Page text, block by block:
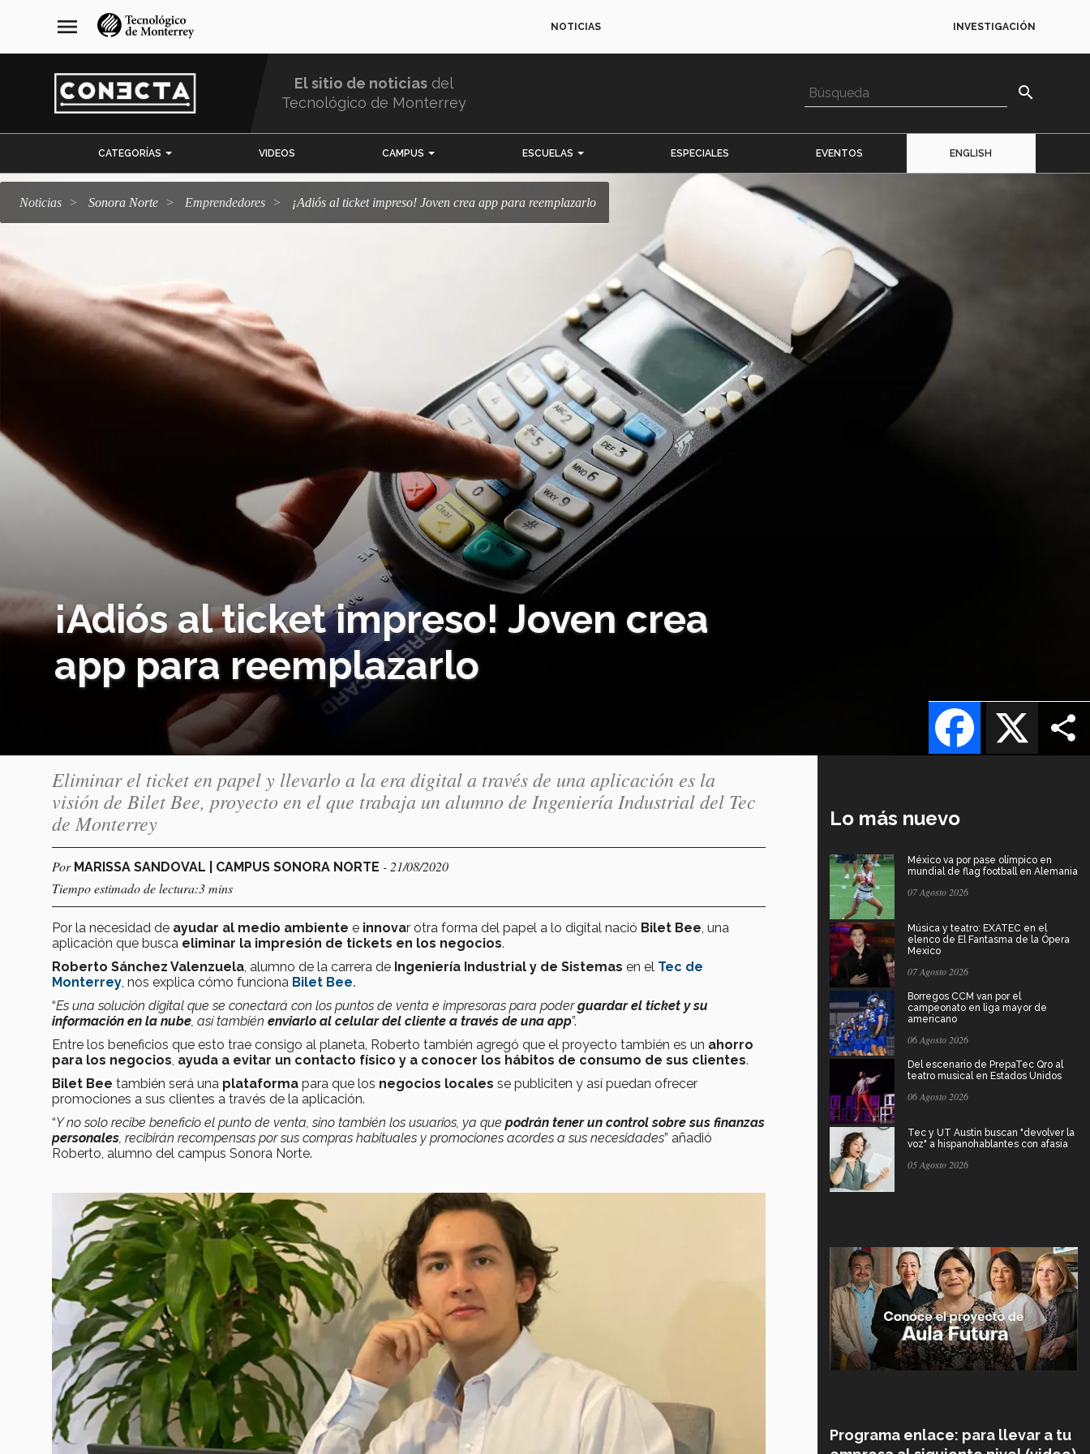
navegación
principal
menu NOTICIAS INVESTIGACIÓN
El sitio de noticias del
Tecnológico de Monterrey
search
CATEGORÍAS VIDEOS CAMPUS ESCUELAS ESPECIALES EVENTOS ENGLISH
Noticias Sonora Norte emprendedores ¡Adiós al ticket impreso! Joven crea app para reemplazarlo
¡Adiós al ticket impreso! Joven crea
app para reemplazarlo
X
Facebook
Eliminar el ticket en papel y llevarlo a la era digital a través de una aplicación es la
visión de Bilet Bee, proyecto en el que trabaja un alumno de Ingeniería Industrial del Tec
de Monterrey
Por MARISSA SANDOVAL | CAMPUS SONORA NORTE - 21/08/2020
Tiempo estimado de lectura:3 mins
Por la necesidad de ayudar al medio ambiente e innovar otra forma del papel a lo digital nació Bilet Bee , una
aplicación que busca eliminar la impresión de tickets en los negocios.
Roberto Sánchez Valenzuela , alumno de la carrera de Ingeniería Industrial y de Sistemas en el Tec de
Monterrey , nos explica cómo funciona Bilet Bee.
“Es una solución digital que se conectará con los puntos de venta e impresoras para poderguardar el ticket y su
información en la nube , así también enviarlo al celular del cliente a través de una app”.
Entre los beneficios que esto trae consigo al planeta, Roberto también agregó que el proyecto también es un ahorro
para los negocios ayuda a evitar un contacto físico y a conocer los hábitos de consumo de sus clientes.
Bilet Bee también será una plataforma para que los negocios locales se publiciten y así puedan ofrecer
promociones a sus clientes a través de la aplicación.
“Y no solo recibe beneficio el punto de venta, sino también los usuarios, ya que podrán tener un control sobre sus finanzas
personales , recibirán recompensas por sus compras habituales y promociones acordes a sus necesidades” añadió
Roberto, alumno del campus Sonora Norte.
Lo más nuevo
México va por pase olímpico en
mundial de flag football en Alemania
07 Agosto 2026
Música y teatro: EXATEC en el
elenco de El Fantasma de la Ópera
Mexico
07 Agosto 2026
Borregos CCM van por el
campeonato en liga mayor de
americano
06 Agosto 2026
Del escenario de PrepaTec Qro al
teatro musical en Estados Unidos
06 Agosto 2026
Tec y UT Austin buscan "devolver la
voz" a hispanohablantes con afasia
05 Agosto 2026
Programa enlace: para llevar a tu